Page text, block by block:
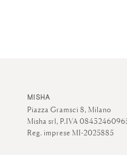
MISHA
Piazza Gramsci 8, Milano
Misha srl, P.IVA
Reg. imprese MI-2025885